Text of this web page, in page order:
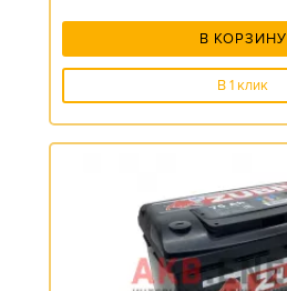
В КОРЗИНУ
В 1 клик